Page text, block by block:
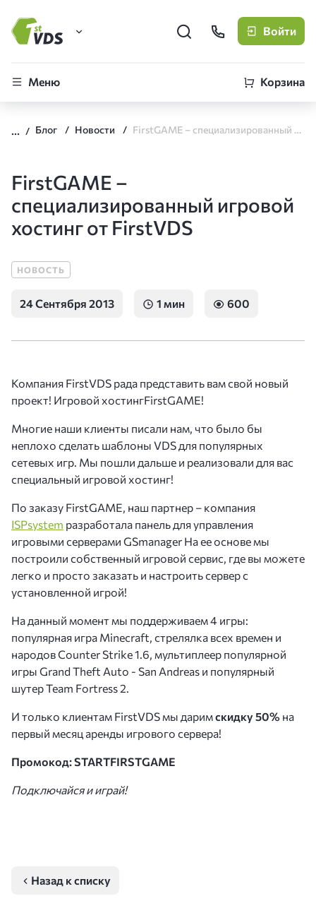
FirstVDS (вы здесь)
CLO
Войти
Меню Корзина
Блог Новости FirstGAME – специализированный игровой хостинг от FirstVDS
FirstGAME –
специализированный игровой
хостинг от FirstVDS
НОВОСТЬ
24 Сентября 2013 1 мин 600
Компания FirstVDS рада представить вам свой новый
проект! Игровой хостингFirstGAME!
Многие наши клиенты писали нам, что было бы
неплохо сделать шаблоны VDS для популярных
сетевых игр. Мы пошли дальше и реализовали для вас
специальный игровой хостинг!
По заказу FirstGAME, наш партнер – компания
ISPsystem разработала панель для управления
игровыми серверами GSmanager На ее основе мы
построили собственный игровой сервис, где вы можете
легко и просто заказать и настроить сервер с
установленной игрой!
На данный момент мы поддерживаем 4 игры:
популярная игра Minecraft, стрелялка всех времен и
народов Counter Strike 1.6, мультиплеер популярной
игры Grand Theft Auto - San Andreas и популярный
шутер Team Fortress 2.
И только клиентам FirstVDS мы даримскидку 50% на
первый месяц аренды игрового сервера!
Промокод: STARTFIRSTGAME
Подключайся и играй!
Назад к списку